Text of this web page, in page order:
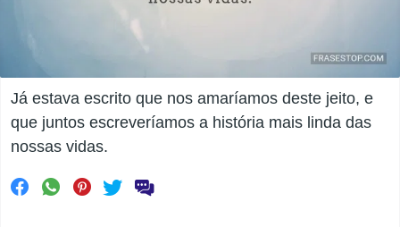
Já estava escrito que nos amaríamos deste jeito, e
que juntos escreveríamos a história mais linda das
nossas vidas.